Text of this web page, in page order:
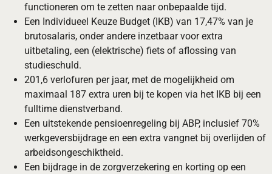
functioneren om te zetten naar onbepaalde tijd.
Een Individueel Keuze Budget (IKB) van 17,47% van je
brutosalaris, onder andere inzetbaar voor extra
uitbetaling, een (elektrische) fiets of aflossing van
studieschuld.
201,6 verlofuren per jaar, met de mogelijkheid om
maximaal 187 extra uren bij te kopen via het IKB bij een
fulltime dienstverband.
Een uitstekende pensioenregeling bij ABP, inclusief 70%
werkgeversbijdrage en een extra vangnet bij overlijden of
arbeidsongeschiktheid.
Een bijdrage in de zorgverzekering en korting op een